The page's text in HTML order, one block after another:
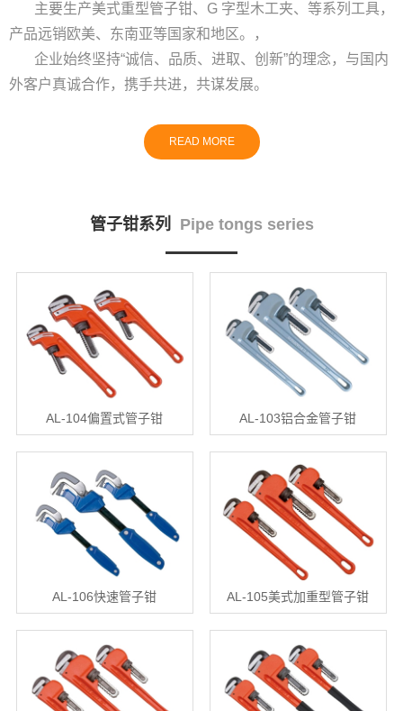
主要生产美式重型管子钳、G 字型木工夹、等系列工具，
产品远销欧美、东南亚等国家和地区。，
企业始终坚持“诚信、品质、进取、创新”的理念，与国内
外客户真诚合作，携手共进，共谋发展。
READ MORE
管子钳系列 Pipe tongs series
AL-104偏置式管子钳 AL-103铝合金管子钳
AL-106快速管子钳 AL-105美式加重型管子钳